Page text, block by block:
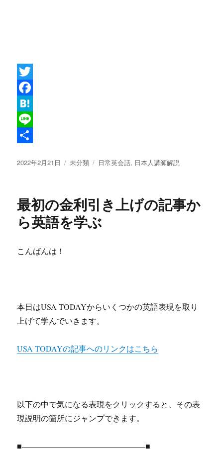
T
w
i
e
F
a
c
b
o
k
H
a
e
a
L
n
有
投
2022年2月21日
カ
ー
未分類
タ
日常英会話, 日本人講師解説
最初の金利引き上げの記事か
ら英語を学ぶ
こんばんは！
本日はUSA TODAYからいくつかの英語表現を取り
上げて学んでいきます。
USA TODAYの記事へのリンクはこちら
以下の中で気になる表現をクリックすると、その表
現説明の箇所にジャンプできます。
■———————————————–■